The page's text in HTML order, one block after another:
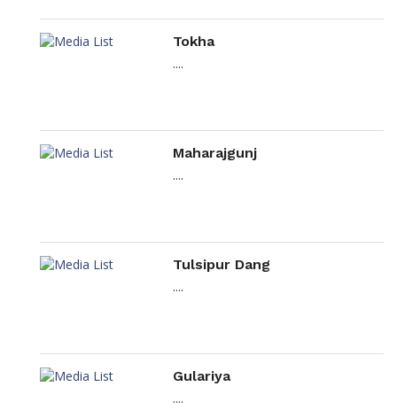
Tokha
....
Maharajgunj
....
Tulsipur Dang
....
Gulariya
....